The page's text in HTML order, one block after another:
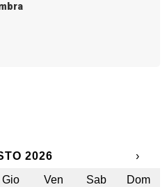
2026
›
Gio Ven Sab Dom